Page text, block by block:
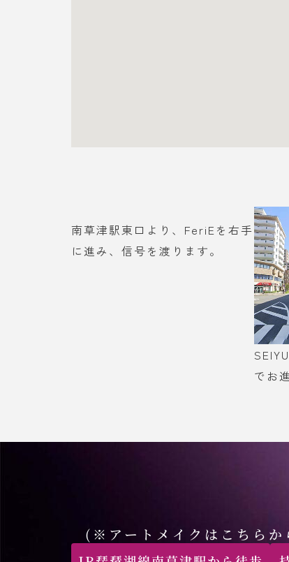
南草津駅東口より、FeriEを右手
に進み、信号を渡ります。
でお
(※アートメイクはこちらか